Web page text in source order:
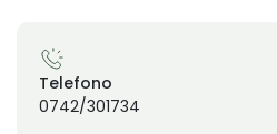
Telefono
0742/301734